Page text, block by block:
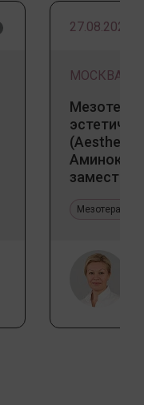
27.08.2026
МОСКВА
(Aesthetic
Мезотерапия